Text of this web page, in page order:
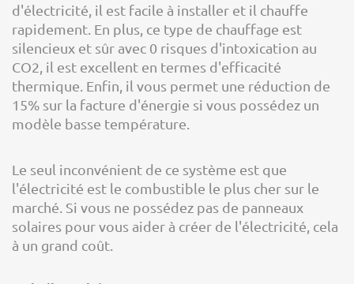
d'électricité, il est facile à installer et il chauffe
rapidement. En plus, ce type de chauffage est
silencieux et sûr avec 0 risques d'intoxication au
CO2, il est excellent en termes d'efficacité
thermique. Enfin, il vous permet une réduction de
15% sur la facture d'énergie si vous possédez un
modèle basse température.
Le seul inconvénient de ce système est que
l'électricité est le combustible le plus cher sur le
marché. Si vous ne possédez pas de panneaux
solaires pour vous aider à créer de l'électricité, cela
à un grand coût.